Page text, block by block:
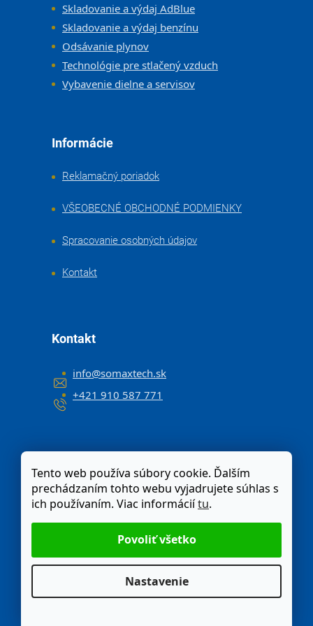
Tento web používa súbory cookie. Ďalším
prechádzaním tohto webu vyjadrujete súhlas s
ich používaním. Viac informáciítu.
Nastavenie
Skladovanie a výdaj AdBlue
Skladovanie a výdaj benzínu
Odsávanie plynov
Technológie pre stlačený vzduch
Vybavenie dielne a servisov
Informácie
Reklamačný poriadok
VŠEOBECNÉ OBCHODNÉ PODMIENKY
Spracovanie osobných údajov
Kontakt
Kontakt
info@somaxtech.sk
+421 910 587 771
Odstúpenie od zmluvy